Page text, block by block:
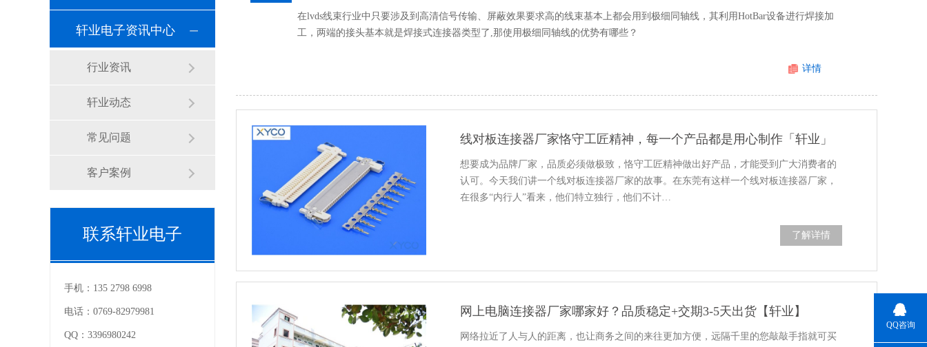
轩业电子资讯中心
行业资讯
轩业动态
常见问题
客户案例
联系轩业电子
手机： 135 2798 6998
电话： 0769-82979981
QQ： 3396980242
在lvds线束行业中只要涉及到高清信号传输、屏蔽效果要求高的线束基本上都会用到极细同轴线，其利用HotBar设备进行焊接加
工，两端的接头基本就是焊接式连接器类型了,那使用极细同轴线的优势有哪些？
详情
线对板连接器厂家恪守工匠精神，每一个产品都是用心制作「轩业」
想要成为品牌厂家，品质必须做极致，恪守工匠精神做出好产品，才能受到广大消费者的
认可。今天我们讲一个线对板连接器厂家的故事。在东莞有这样一个线对板连接器厂家，
在很多“内行人”看来，他们特立独行，他们不计…
了解详情
网上电脑连接器厂家哪家好？品质稳定+交期3-5天出货【轩业】
网络拉近了人与人的距离，也让商务之间的来往更加方便，远隔千里的您敲敲手指就可买
QQ咨询